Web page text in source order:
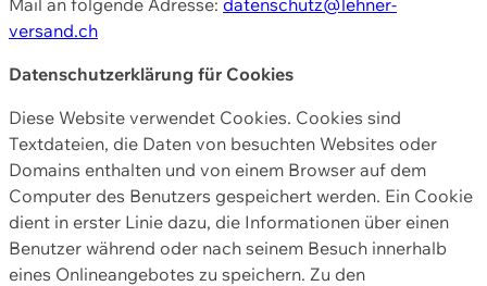
versand.ch
Datenschutzerklärung für Cookies
Diese Website verwendet Cookies. Cookies sind
Textdateien, die Daten von besuchten Websites oder
Domains enthalten und von einem Browser auf dem
Computer des Benutzers gespeichert werden. Ein Cookie
dient in erster Linie dazu, die Informationen über einen
Benutzer während oder nach seinem Besuch innerhalb
eines Onlineangebotes zu speichern. Zu den